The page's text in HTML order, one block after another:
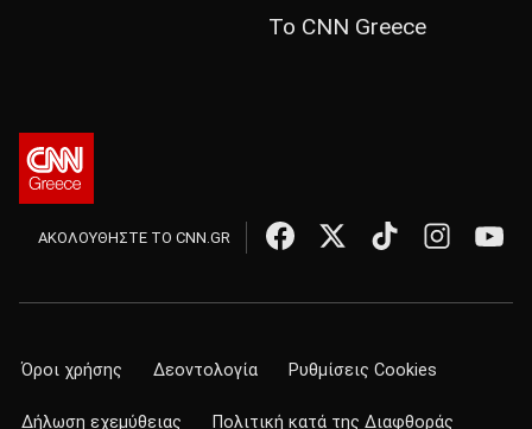
Το CNN Greece
ΑΚΟΛΟΥΘΗΣΤΕ ΤΟ CNN.GR
Όροι χρήσης Δεοντολογία Ρυθμίσεις Cookies
Δήλωση εχεμύθειας Πολιτική κατά της Διαφθοράς